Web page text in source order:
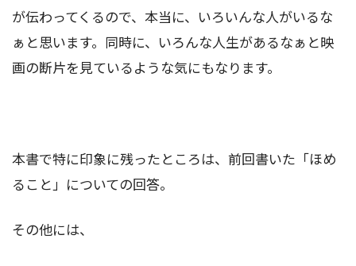
が伝わってくるので、本当に、いろいんな人がいるな
ぁと思います。同時に、いろんな人生があるなぁと映
画の断片を見ているような気にもなります。
本書で特に印象に残ったところは、前回書いた「ほめ
ること」についての回答。
その他には、